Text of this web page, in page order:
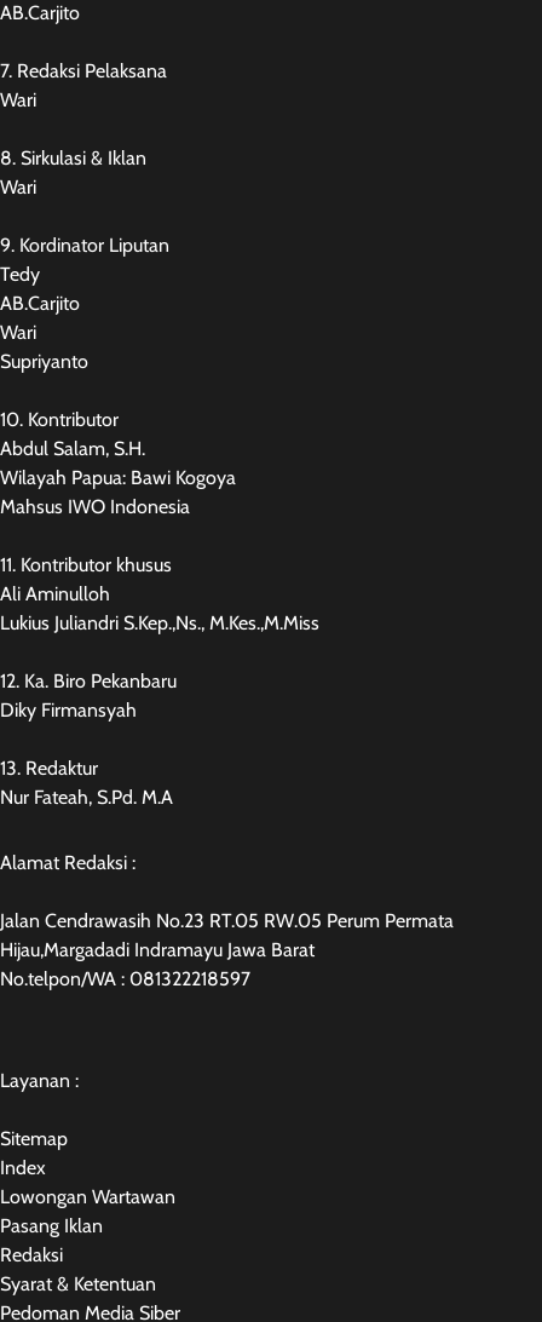
AB.Carjito
7. Redaksi Pelaksana
Wari
8. Sirkulasi & Iklan
Wari
9. Kordinator Liputan
Tedy
AB.Carjito
Wari
Supriyanto
10. Kontributor
Abdul Salam, S.H.
Wilayah Papua: Bawi Kogoya
Mahsus IWO Indonesia
11. Kontributor khusus
Ali Aminulloh
Lukius Juliandri S.Kep.,Ns., M.Kes.,M.Miss
12. Ka. Biro Pekanbaru
Diky Firmansyah
13. Redaktur
Nur Fateah, S.Pd. M.A
Alamat Redaksi :
Jalan Cendrawasih No.23 RT.05 RW.05 Perum Permata
Hijau,Margadadi Indramayu Jawa Barat
No.telpon/WA : 081322218597
Layanan :
Sitemap
Index
Lowongan Wartawan
Pasang Iklan
Redaksi
Syarat & Ketentuan
Pedoman Media Siber